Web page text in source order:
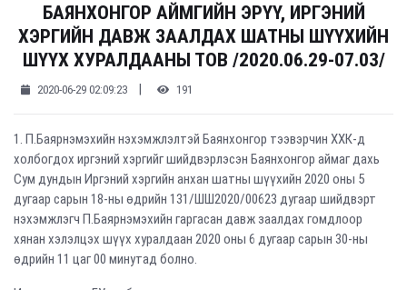
БАЯНХОНГОР АЙМГИЙН ЭРҮҮ, ИРГЭНИЙ
ХЭРГИЙН ДАВЖ ЗААЛДАХ ШАТНЫ ШҮҮХИЙН
ШҮҮХ ХУРАЛДААНЫ ТОВ /2020.06.29-07.03/
2020-06-29 02:09:23 | 191
1. П.Баярнэмэхийн нэхэмжлэлтэй Баянхонгор тээвэрчин ХХК-д
холбогдох иргэний хэргийг шийдвэрлэсэн Баянхонгор аймаг дахь
Сум дундын Иргэний хэргийн анхан шатны шүүхийн 2020 оны 5
дугаар сарын 18-ны өдрийн 131/ШШ2020/00623 дугаар шийдвэрт
нэхэмжлэгч П.Баярнэмэхийн гаргасан давж заалдах гомдлоор
хянан хэлэлцэх шүүх хуралдаан 2020 оны 6 дугаар сарын 30-ны
өдрийн 11 цаг 00 минутад болно.